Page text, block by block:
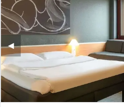
◀︎